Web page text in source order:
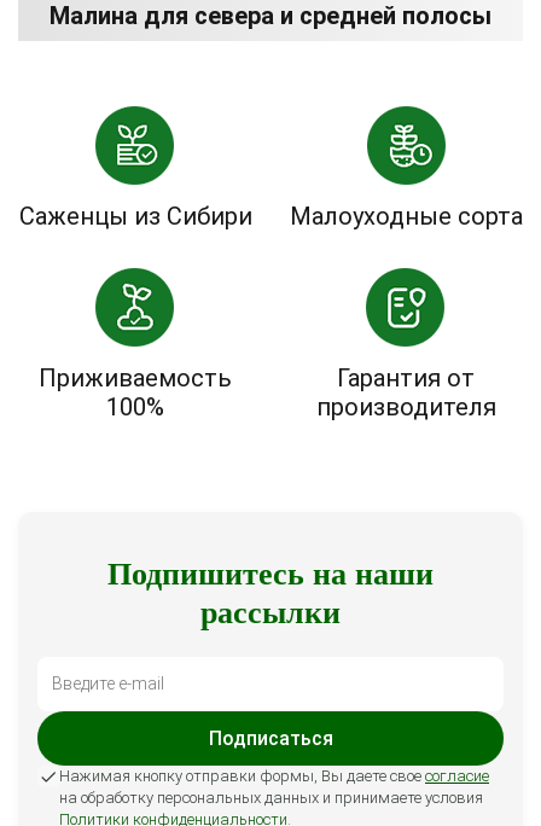
Малина для севера и средней полосы
Саженцы из Сибири Малоуходные сорта
Приживаемость
100%
Гарантия от
производителя
Подпишитесь на наши
рассылки
Подписаться
Нажимая кнопку отправки формы, Вы даете свое согласие
на обработку персональных данных и принимаете условия
Политики конфиденциальности.